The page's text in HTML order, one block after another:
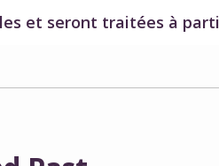
et seront traitées à